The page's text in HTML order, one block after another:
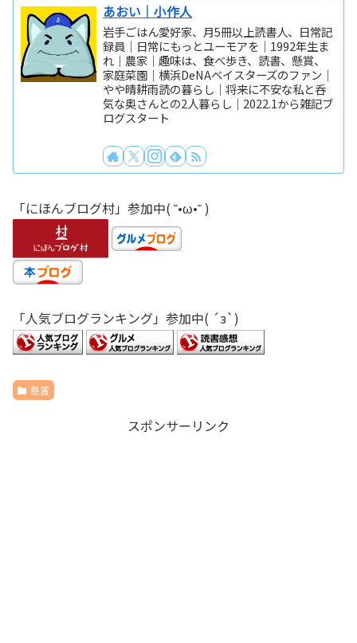
あおい｜小作人
岩手ごはん愛好家、月5冊以上読書人、日常記
録員｜日常にもっとユーモアを｜1992年生ま
れ｜農家｜趣味は、食べ歩き、読書、懸賞、
家庭菜園｜横浜DeNAベイスターズのファン｜
やや晴耕雨読の暮らし｜将来に不安な私と呑
気な奥さんとの2人暮らし｜2022.1から雑記ブ
ログスタート
「にほんブログ村」参加中( ˘•ω•˘ )
「人気ブログランキング」参加中( ´з`)
懸賞
スポンサーリンク